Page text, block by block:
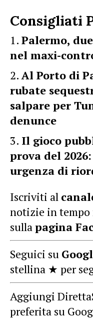
Consigliati
Palermo,
nel maxi-
Al Porto di
rubate
salpare per
denunce
Il gioco
prova del
urgenza di
Iscriviti al
notizie in tempo
sullapagina
Seguici su
stellina ★ per
Aggiungi
preferita su